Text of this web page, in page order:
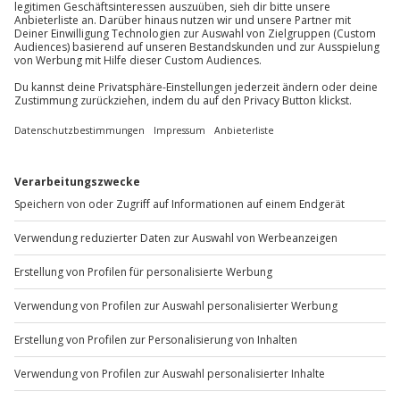
Mo-Fr: 8-20 Uhr | Sa: 10-16 Uhr
Du möchtest als Firma bestellen?
Sichere Dir attraktive Firmenkunden Vorteile.
Mo-Fr: 9-17 Uhr
b2b@jochen-schweizer.de
www.b2b.jochen-schweizer.de/
Artikelnummer: 46023
Andere Produkte entdecken